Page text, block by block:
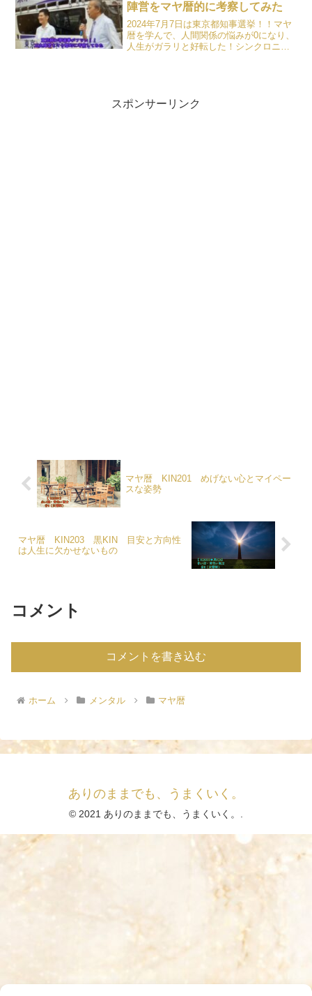
陣営をマヤ暦的に考察してみた
2024年7月7日は東京都知事選挙！！マヤ
暦を学んで、人間関係の悩みが0になり、
人生がガラリと好転した！シンクロニシ
スポンサーリンク
マヤ暦 KIN201 めげない心とマイペー
スな姿勢
マヤ暦 KIN203 黒KIN 目安と方向性
は人生に欠かせないもの
コメント
コメントを書き込む
ホーム メンタル マヤ暦
ありのままでも、うまくいく。
© 2021 ありのままでも、うまくいく。.